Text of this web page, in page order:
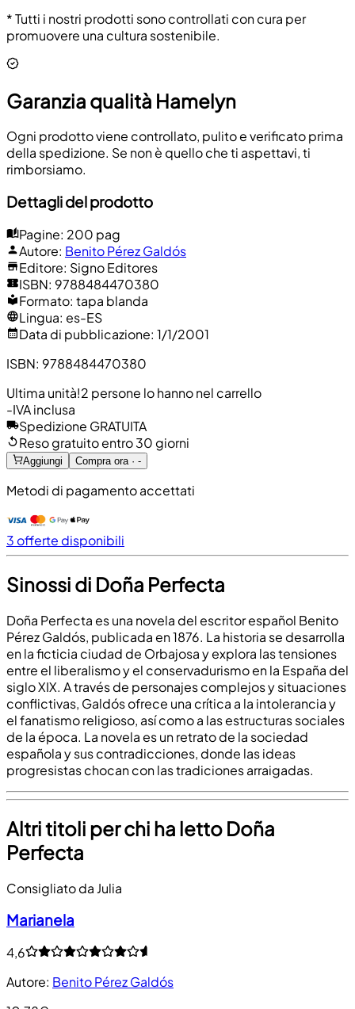
* Tutti i nostri prodotti sono controllati con cura per
promuovere una cultura sostenibile.
Garanzia qualità Hamelyn
Ogni prodotto viene controllato, pulito e verificato prima
della spedizione. Se non è quello che ti aspettavi, ti
rimborsiamo.
Dettagli del prodotto
Pagine: 200 pag
Autore: Benito Pérez Galdós
Editore: Signo Editores
ISBN: 9788484470380
Formato: tapa blanda
Lingua: es-ES
Data di pubblicazione: 1/1/2001
ISBN: 9788484470380
Ultima unità!2 persone lo hanno nel carrello
-IVA inclusa
Spedizione GRATUITA
Reso gratuito entro 30 giorni
Aggiungi Compra ora · -
Metodi di pagamento accettati
3 offerte disponibili
Sinossi di Doña Perfecta
Doña Perfecta es una novela del escritor español Benito
Pérez Galdós, publicada en 1876. La historia se desarrolla
en la ficticia ciudad de Orbajosa y explora las tensiones
entre el liberalismo y el conservadurismo en la España del
siglo XIX. A través de personajes complejos y situaciones
conflictivas, Galdós ofrece una crítica a la intolerancia y
el fanatismo religioso, así como a las estructuras sociales
de la época. La novela es un retrato de la sociedad
española y sus contradicciones, donde las ideas
progresistas chocan con las tradiciones arraigadas.
Altri titoli per chi ha letto Doña
Perfecta
Consigliato da Julia
Marianela
4,6
Autore: Benito Pérez Galdós